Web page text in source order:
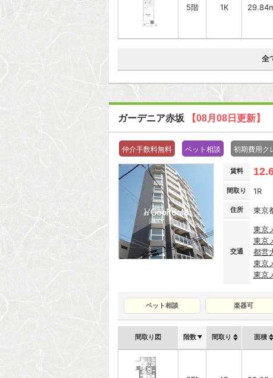
5階 1K
全
ガーデニア赤坂 【08月08日更新】
仲介手数料無料 ペット相談 初期費用ク
賃料
間取り 1R
住所 東京
交通
東京
東京
都営
東京
東京
ペット相談 楽器可
間取り図 階数 間取り 面積